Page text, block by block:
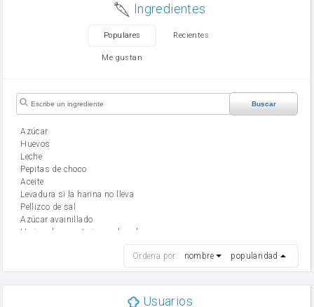
Ingredientes
Populares Recientes
Me gustan
Buscar
Azúcar
huevos
leche
Pepitas de choco
aceite
Levadura si la harina no lleva
Pellizco de sal
Azúcar avainillado
Harina de reposteria con levadura
mantequilla
Ordena por: nombre popularidad
Usuarios